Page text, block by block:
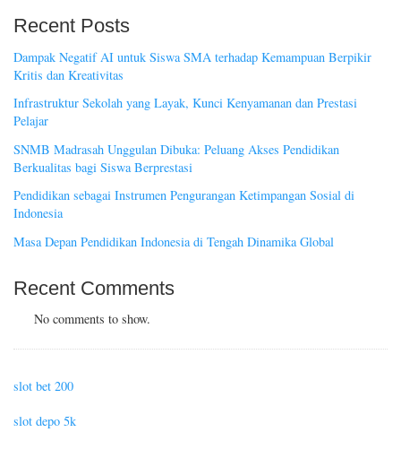
Recent Posts
Dampak Negatif AI untuk Siswa SMA terhadap Kemampuan Berpikir
Kritis dan Kreativitas
Infrastruktur Sekolah yang Layak, Kunci Kenyamanan dan Prestasi
Pelajar
SNMB Madrasah Unggulan Dibuka: Peluang Akses Pendidikan
Berkualitas bagi Siswa Berprestasi
Pendidikan sebagai Instrumen Pengurangan Ketimpangan Sosial di
Indonesia
Masa Depan Pendidikan Indonesia di Tengah Dinamika Global
Recent Comments
No comments to show.
slot bet 200
slot depo 5k